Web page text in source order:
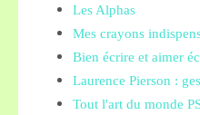
Les Alphas
Mes crayons
Bien écrire et aimer
Laurence Pierson :
Tout l'art du monde